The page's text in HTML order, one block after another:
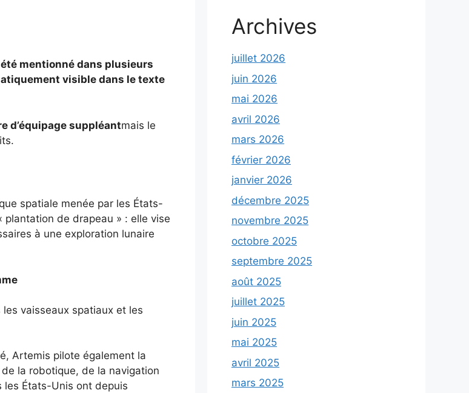
mentionné dans plusieurs
visible dans le texte
d’équipage suppléantmais le
spatiale menée par les États-
plantation de drapeau » : elle vise
à une exploration lunaire
les vaisseaux spatiaux et les
Artemis pilote également la
la robotique, de la navigation
les États-Unis ont depuis
Archives
juillet 2026
juin 2026
mai 2026
avril 2026
mars 2026
février 2026
janvier 2026
décembre 2025
novembre 2025
octobre 2025
septembre 2025
août 2025
juillet 2025
juin 2025
mai 2025
avril 2025
mars 2025